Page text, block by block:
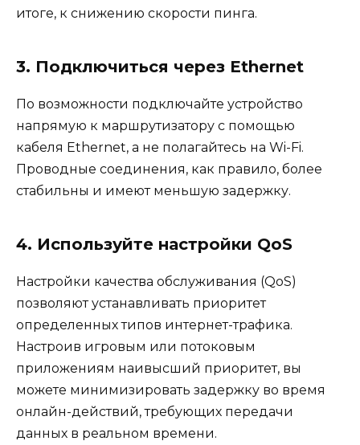
итоге, к снижению скорости пинга.
3. Подключиться через Ethernet
По возможности подключайте устройство
напрямую к маршрутизатору с помощью
кабеля Ethernet, а не полагайтесь на Wi-Fi.
Проводные соединения, как правило, более
стабильны и имеют меньшую задержку.
4. Используйте настройки QoS
Настройки качества обслуживания (QoS)
позволяют устанавливать приоритет
определенных типов интернет-трафика.
Настроив игровым или потоковым
приложениям наивысший приоритет, вы
можете минимизировать задержку во время
онлайн-действий, требующих передачи
данных в реальном времени.